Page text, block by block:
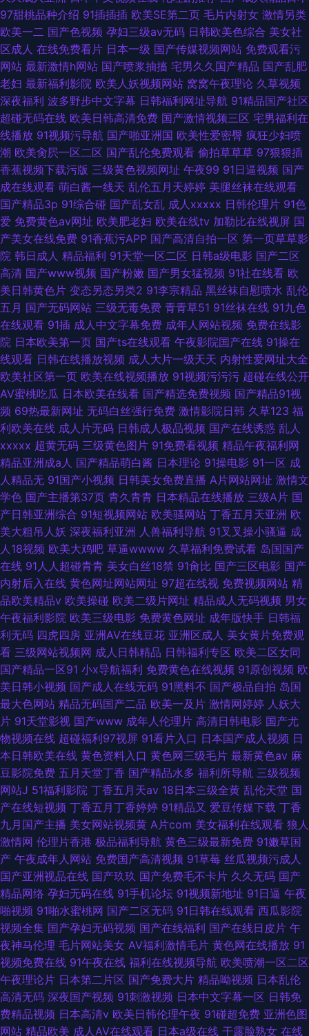
97甜桃品种介绍 91插插插 欧美SE第二页 毛片内射女 激情另类
欧美一二 国产色视频 孕妇三级av无码 日韩欧美色综合 美女社
区成人 在线免费看片 日本一级 国产传媒视频网站 免费观看污
网站 最新激情h网站 国产喷浆抽搐 宅男久久国产精品 国产乱肥
老妇 最新福利影院 欧美人妖视频网站 窝窝午夜理论 久草视频
深夜福利 波多野步中文字幕 日韩福利网址导航 91精品国产社区
超碰无码在线 欧美日韩高清免费 国产激情视频三区 宅男福利在
线播放 91视频污导航 国产啪亚洲国 欧美性爱密臀 疯狂少妇喷
潮 欧美肏屄一区二区 国产乱伦免费观看 偷拍草草草 97狠狠插
香蕉视频下载污版 三级黄色视频网址 午夜99 91日逼视频 国产
成在线观看 萌白酱一线天 乱伦五月天婷婷 美腿丝袜在线观看
国产精品3p 91综合碰 国产乱女乱 成人xxxxx 日韩伦理片 91色
爱 免费黄色av网址 欧美肥老妇 欧美在线tv 加勒比在线视屏 国
产美女在线免费 91香蕉污APP 国产高清自拍一区 第一页草草影
院 韩日成人 精品福利 91天堂一区二区 日韩a级电影 国产二区
高清 国产www视频 国产粉嫩 国产男女猛视频 91社在线看 欧
美日韩黄色片 变态另态另类2 91李宗精品 黑丝袜自慰喷水 乱伦
五月 国产无码网站 三级无毒免费 青青草51 91丝袜在线 91九色
在线观看 91插 成人中文字幕免费 成年人网站视频 免费在线影
院 日本欧美第一页 国产ts在线观看 午夜影院国产在线 91操在
线观看 日韩在线播放视频 成人大片一级天天 内射性爱网址大全
欧美社区第一页 欧美在线视频播放 91视频污污污 超碰在线公开
AV蜜桃吃瓜 日本欧美在线看 国产精选免费视频 国产精品91视
频 69热最新网址 无码白丝强行免费 激情影院日韩 久草123 福
利欧美在线 成人片无码 日韩成人极品视频 国产在线诱惑 乱人
xxxxx 超黄无码 三级黄色图片 91免费看视频 精品午夜福利网
精品亚洲成a人 国产精品萌白酱 日本理论 91操电影 91一区 成
人精品无 91国产小视频 日韩美女免费直播 A片网站网址 激情文
学色 国产主播第37页 青久青青 日本精品在线播放 三级A片 国
产日韩亚洲综合 91短视频网站 欧美骚网站 丁香五月天亚洲 欧
美大粗吊人妖 深夜福利亚洲 人兽福利导航 91叉叉操小骚逼 成
人18视频 欧美大鸡吧 草逼wwww 久草福利免费试看 岛国国产
在线 91人人超碰青青 美女白丝18禁 91肏比 国产三区电影 国产
内射后入在线 黄色网址网站网址 97超在线视 免费视频网站 精
品欧美精品v 欧美操碰 欧美二级片网址 精品成人无码视频 男女
午夜福利影院 欧美三级电影 免费黄色网址 成年版快手 日韩福
利无码 四虎四房 亚洲AV在线豆花 亚洲区成人 美女黄片免费观
看 三级网站视频网 成人日韩精品 日韩福利专区 欧美二区女同
国产精品一区91 小x导航福利 免费黄色在线视频 91原创视频 欧
美日韩小视频 国产成人在线无码 91黑料不 国产极品自拍 岛国
最大色网站 精品无码国产二品 欧美一及片 激情网婷婷 人妖大
片 91天堂影视 国产www 成年人伦理片 高清日韩电影 国产尤
物视频在线 超碰福利97视屏 91看片入口 日本国产成人视频 日
本日韩欧美在线 黄色资料入口 黄色网三级毛片 最新黄色av 麻
豆影院免费 五月天堂丁香 国产精品水多 福利所导航 三级视频
网站J 51福利影院 丁香五月天av 18日本三级全黄 乱伦天堂 国
产在线短视频 丁香五月丁香婷婷 91精品又 爱豆传媒下载 丁香
九月国产主播 美女网站视频黄 A片com 美女福利在线观看 狼人
激情网 伦理片香港 极品福利导航 黄色三级最新免费 91嫩草国
产 午夜成年人网站 免费国产高清视频 91草莓 丝瓜视频污成人
国产亚洲视品在线 国产玖玖 国产免费毛不卡片 久久无码 国产
精品网络 孕妇无码在线 91手机论坛 91视频新地址 91日逼 午夜
啪视频 91啪水蜜桃网 国产二区无码 91日韩在线观看 西瓜影院
视频全集 国产孕妇无码视频 国产在线福利 国产在线日皮片 午
夜神马伦理 毛片网站美女 AV福利激情毛片 黄色网在线播放 91
视频免费在线 91午夜在线 福利在线视频导航 欧美喷潮一区二区
午夜理论片 日本第二片区 国产免费大片 精品呦视频 日本乱伦
高清无码 深夜国产视频 91刺激视频 日本中文字幕一区 日韩免
费精品视频 日本高清v 欧美日韩伦理午夜 91碰超免费 亚洲色图
网站 精品欧美 成人AV在线观看 日本a级在线 干露脸熟女 在线